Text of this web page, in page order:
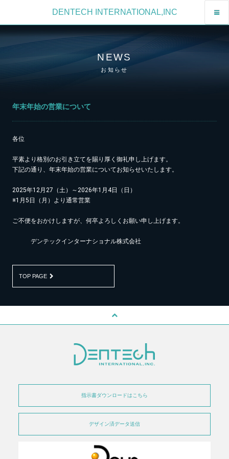
DENTECH INTERNATIONAL,INC
NEWS
お知らせ
年末年始の営業について
各位
平素より格別のお引き立てを賜り厚く御礼申し上げます。
下記の通り、年末年始の営業についてお知らせいたします。
2025年12月27（土）～2026年1月4日（日）
※1月5日（月）より通常営業
ご不便をおかけしますが、何卒よろしくお願い申し上げます。
デンテックインターナショナル株式会社
TOP PAGE
指示書ダウンロードはこちら
デザイン済データ送信